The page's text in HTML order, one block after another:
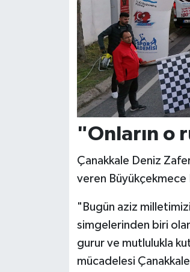
"Onların o
Çanakkale Deniz
veren
"Bugün aziz
simgelerinden biri
gurur ve mutlulukla
mücadelesi